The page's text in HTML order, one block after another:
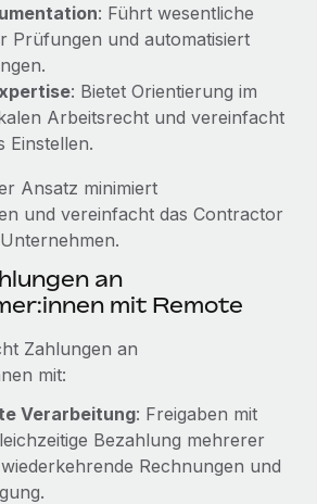
unterstützen, die beste...
Marktführer im Bereich der
für mobile Apps. Das...
: Führt wesentliche
Prüfungen und automatisiert
: Bietet Orientierung im
Arbeitsrecht und vereinfacht
Einstellen.
Ansatz minimiert
und vereinfacht das Contractor
an
mit Remote
Zahlungen an
mit:
Verarbeitung: Freigaben mit
Bezahlung mehrerer
Rechnungen und